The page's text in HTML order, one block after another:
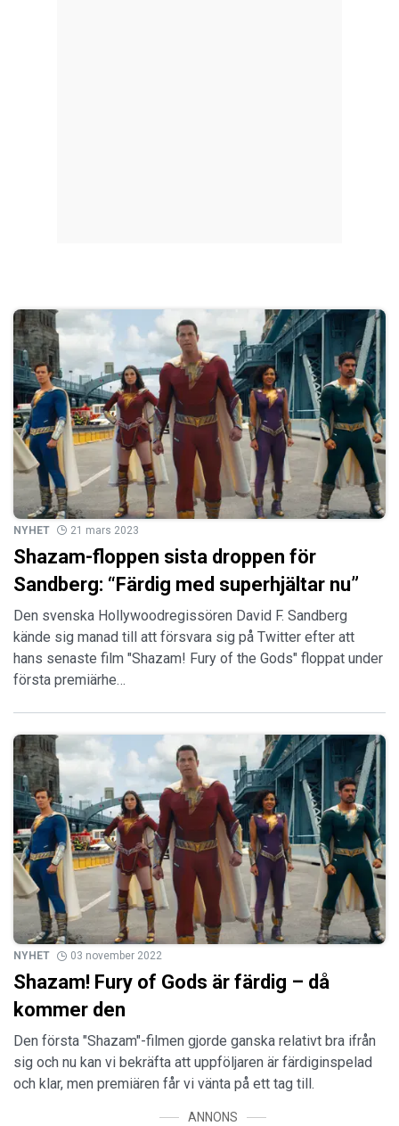
NYHET 21 mars 2023
Shazam-floppen sista droppen för
Sandberg: “Färdig med superhjältar nu”
Den svenska Hollywoodregissören David F. Sandberg
kände sig manad till att försvara sig på Twitter efter att
hans senaste film "Shazam! Fury of the Gods" floppat under
första premiärhe…
NYHET 03 november 2022
Shazam! Fury of Gods är färdig – då
kommer den
Den första "Shazam"-filmen gjorde ganska relativt bra ifrån
sig och nu kan vi bekräfta att uppföljaren är färdiginspelad
och klar, men premiären får vi vänta på ett tag till.
ANNONS